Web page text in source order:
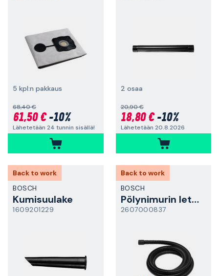
5 kpl:n pakkaus
68,40 €
61,50 €-10%
Lähetetään 24 tunnin sisällä!
2 osaa
20,90 €
18,80 €-10%
Lähetetään 20.8.2026
Back to work
BOSCH
Kumisuulake
1609201229
Back to work
BOSCH
Pölynimurin letku
2607000837